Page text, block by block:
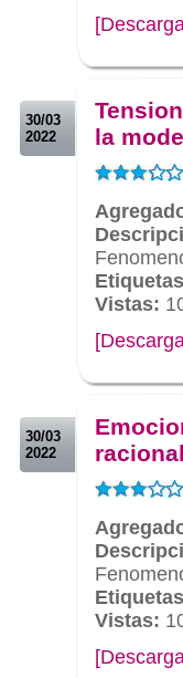
30/03
2022
la
Vistas:
30/03
2022
Vistas: